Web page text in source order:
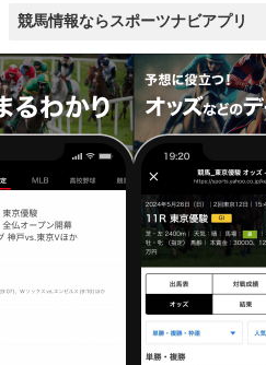
競馬情報ならスポーツナビアプリ